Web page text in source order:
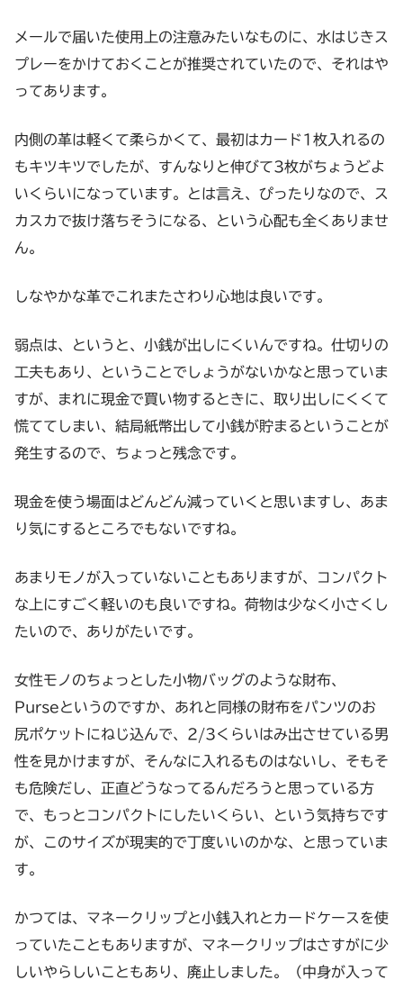
メールで届いた使用上の注意みたいなものに、水はじきス
プレーをかけておくことが推奨されていたので、それはや
ってあります。
内側の革は軽くて柔らかくて、最初はカード1枚入れるの
もキツキツでしたが、すんなりと伸びて3枚がちょうどよ
いくらいになっています。とは言え、ぴったりなので、ス
カスカで抜け落ちそうになる、という心配も全くありませ
ん。
しなやかな革でこれまたさわり心地は良いです。
弱点は、というと、小銭が出しにくいんですね。仕切りの
工夫もあり、ということでしょうがないかなと思っていま
すが、まれに現金で買い物するときに、取り出しにくくて
慌ててしまい、結局紙幣出して小銭が貯まるということが
発生するので、ちょっと残念です。
現金を使う場面はどんどん減っていくと思いますし、あま
り気にするところでもないですね。
あまりモノが入っていないこともありますが、コンパクト
な上にすごく軽いのも良いですね。荷物は少なく小さくし
たいので、ありがたいです。
女性モノのちょっとした小物バッグのような財布、
Purseというのですか、あれと同様の財布をパンツのお
尻ポケットにねじ込んで、2/3くらいはみ出させている男
性を見かけますが、そんなに入れるものはないし、そもそ
も危険だし、正直どうなってるんだろうと思っている方
で、もっとコンパクトにしたいくらい、という気持ちです
が、このサイズが現実的で丁度いいのかな、と思っていま
す。
かつては、マネークリップと小銭入れとカードケースを使
っていたこともありますが、マネークリップはさすがに少
しいやらしいこともあり、廃止しました。（中身が入って